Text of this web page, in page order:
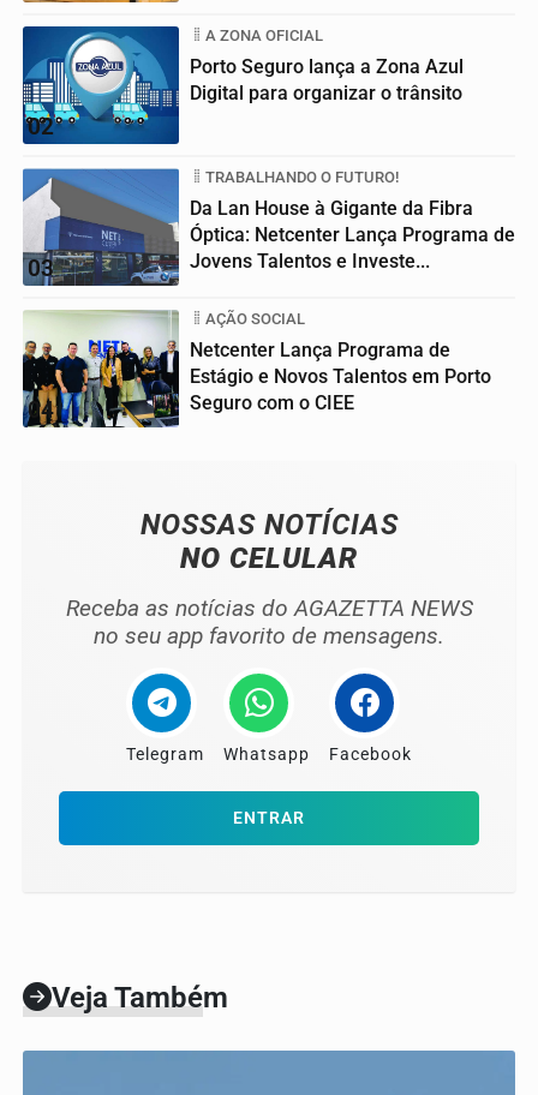
02
A ZONA OFICIAL
Porto Seguro lança a Zona Azul
Digital para organizar o trânsito
03
TRABALHANDO O FUTURO!
Da Lan House à Gigante da Fibra
Óptica: Netcenter Lança Programa de
Jovens Talentos e Investe...
04
AÇÃO SOCIAL
Netcenter Lança Programa de
Estágio e Novos Talentos em Porto
Seguro com o CIEE
NOSSAS NOTÍCIAS
NO CELULAR
Receba as notícias do AGAZETTA NEWS
no seu app favorito de mensagens.
Telegram Whatsapp Facebook
ENTRAR
Veja Também